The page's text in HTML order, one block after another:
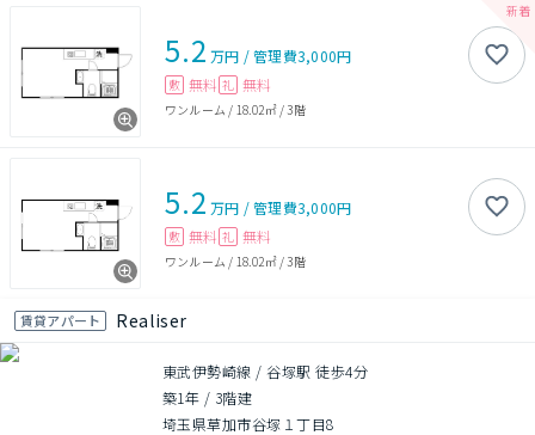
5.2 万円 /管理費3,000円
敷 無料 礼 無料
ワンルーム / 18.02㎡/3階
5.2 万円 /管理費3,000円
敷 無料 礼 無料
ワンルーム / 18.02㎡/3階
賃貸アパート Realiser
東武伊勢崎線 / 谷塚駅 徒歩4分
築1年 / 3階建
埼玉県草加市谷塚１丁目8